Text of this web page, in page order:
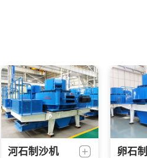
河石制沙机 卵石